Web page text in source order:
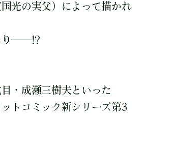
光の実父）によって描かれ
り――!?
・成瀬三樹夫といった
トコミック新シリーズ第3